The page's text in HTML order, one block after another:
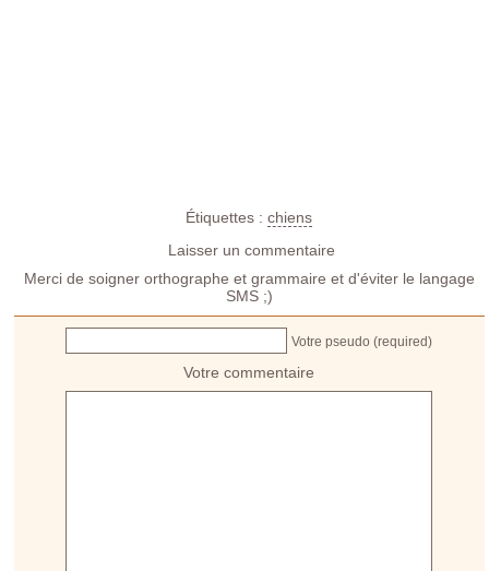
Étiquettes :chiens
Laisser un commentaire
Merci de soigner orthographe et grammaire et d'éviter le langage
SMS ;)
Votre pseudo (required)
Votre commentaire